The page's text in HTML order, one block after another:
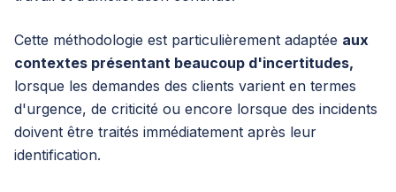
Cette méthodologie est particulièrement adaptée aux
contextes présentant beaucoup d'incertitudes,
lorsque les demandes des clients varient en termes
d'urgence, de criticité ou encore lorsque des incidents
doivent être traités immédiatement après leur
identification.